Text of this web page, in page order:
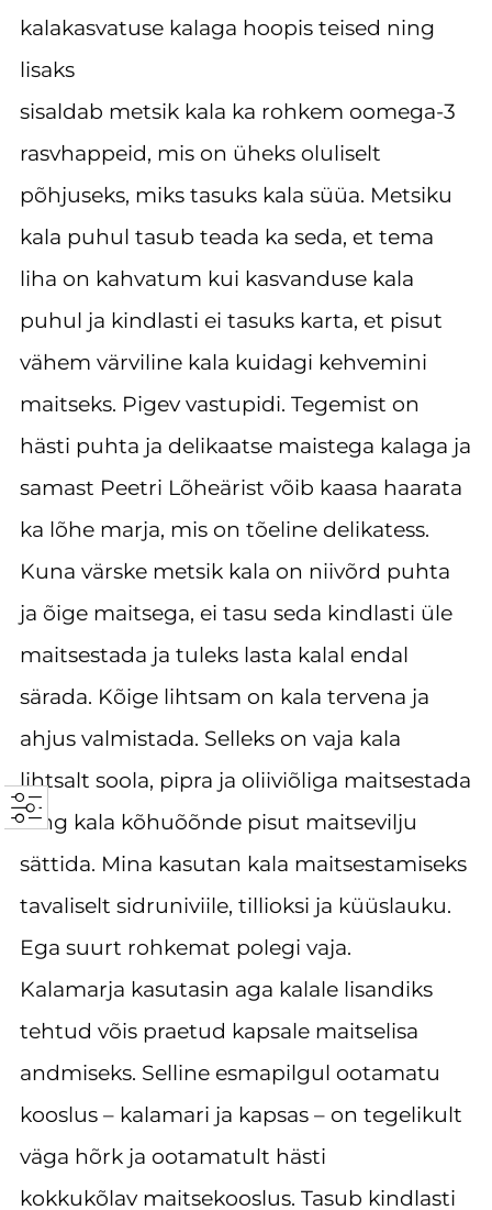
kalakasvatuse kalaga hoopis teised ning
lisaks
sisaldab metsik kala ka rohkem oomega-3
rasvhappeid, mis on üheks oluliselt
põhjuseks, miks tasuks kala süüa. Metsiku
kala puhul tasub teada ka seda, et tema
liha on kahvatum kui kasvanduse kala
puhul ja kindlasti ei tasuks karta, et pisut
vähem värviline kala kuidagi kehvemini
maitseks. Pigev vastupidi. Tegemist on
hästi puhta ja delikaatse maistega kalaga ja
samast Peetri Lõheärist võib kaasa haarata
ka lõhe marja, mis on tõeline delikatess.
Kuna värske metsik kala on niivõrd puhta
ja õige maitsega, ei tasu seda kindlasti üle
maitsestada ja tuleks lasta kalal endal
särada. Kõige lihtsam on kala tervena ja
ahjus valmistada. Selleks on vaja kala
lihtsalt soola, pipra ja oliiviõliga maitsestada
ning kala kõhuõõnde pisut maitsevilju
sättida. Mina kasutan kala maitsestamiseks
tavaliselt sidruniviile, tillioksi ja küüslauku.
Ega suurt rohkemat polegi vaja.
Kalamarja kasutasin aga kalale lisandiks
tehtud võis praetud kapsale maitselisa
andmiseks. Selline esmapilgul ootamatu
kooslus – kalamari ja kapsas – on tegelikult
väga hõrk ja ootamatult hästi
kokkukõlav maitsekooslus. Tasub kindlasti